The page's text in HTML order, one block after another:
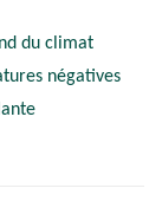
du climat
négatives